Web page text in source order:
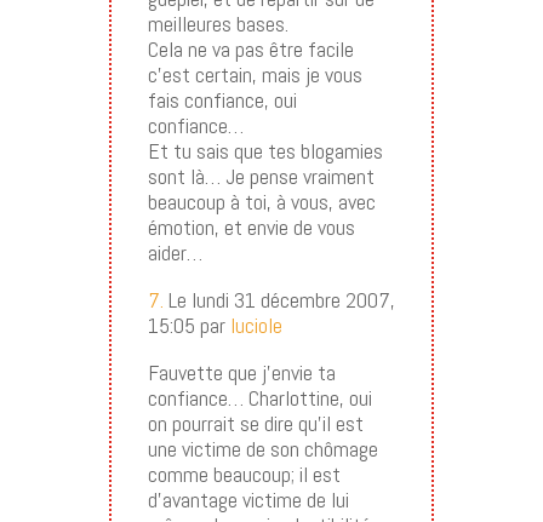
meilleures bases.
Cela ne va pas être facile
c’est certain, mais je vous
fais confiance, oui
confiance…
Et tu sais que tes blogamies
sont là… Je pense vraiment
beaucoup à toi, à vous, avec
émotion, et envie de vous
aider…
7. Le lundi 31 décembre 2007,
15:05 par luciole
Fauvette que j’envie ta
confiance… Charlottine, oui
on pourrait se dire qu’il est
une victime de son chômage
comme beaucoup; il est
d’avantage victime de lui